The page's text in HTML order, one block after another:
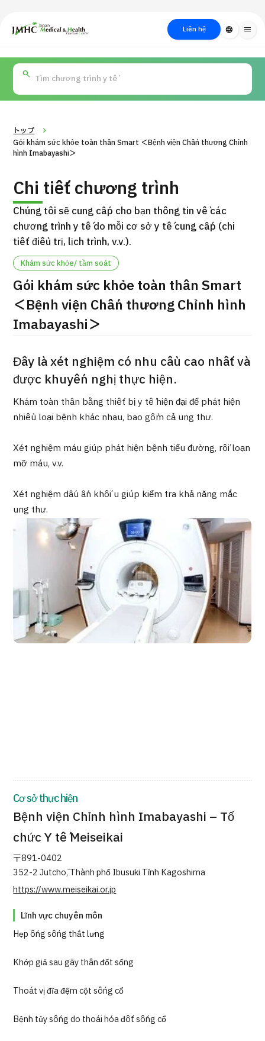
Trung tâm Du lịch Y tế & Sức khỏe Nhật Bản (JMHC)
Liên hệ language menu
Về Japan
Medical
Quy trình khám chữa
bệnh
Tìm theo
bộ phận
Tìm theo xét
nghiệm / phương
kiếm y
TOP
Giới thiệu
Về Japan Medical
Quy trình khám chữa bệnh
Chương trình
Tìm theo bộ phận / bệnh
Tìm theo xét nghiệm / phương pháp /
cách điều trị
Tìm kiếm y học thẩm mỹ
Nội dung nổi bật
Quản trị JTB
Tiếng Nhật Tiếng Anh
Tiếng Việt
PICK UP PROGRAM
Gói dịch vụ ý kiến y tế thứ hai cho bệnh nhân quốc tế（Bệnh
viện Đa khoa Shonan Kamakura）
治療 治療
2026.01.12
トップ
Gói khám sức khỏe toàn thân Smart ＜Bệnh viện Chấn thương Chỉnh
hình Imabayashi＞
Chi tiết chương trình
Chúng tôi sẽ cung cấp cho bạn thông tin về các
chương trình y tế do mỗi cơ sở y tế cung cấp (chi
tiết điều trị, lịch trình, v.v.).
Khám sức khỏe/ tầm soát
Gói khám sức khỏe toàn thân Smart
＜Bệnh viện Chấn thương Chỉnh hình
Imabayashi＞
Đây là xét nghiệm có nhu cầu cao nhất và
được khuyến nghị thực hiện.
Khám toàn thân bằng thiết bị y tế hiện đại để phát hiện
nhiều loại bệnh khác nhau, bao gồm cả ung thư.
Xét nghiệm máu giúp phát hiện bệnh tiểu đường, rối loạn
mỡ máu, v.v.
Xét nghiệm dấu ấn khối u giúp kiểm tra khả năng mắc
ung thư.
Cơ sở thực hiện
Bệnh viện Chỉnh hình Imabayashi – Tổ
chức Y tế Meiseikai
〒891-0402
352-2 Jutchō, Thành phố Ibusuki Tỉnh Kagoshima
https://www.meiseikai.or.jp
Lĩnh vực chuyên môn
Hẹp ống sống thắt lưng
Khớp giả sau gãy thân đốt sống
Thoát vị đĩa đệm cột sống cổ
Bệnh tủy sống do thoái hóa đốt sống cổ